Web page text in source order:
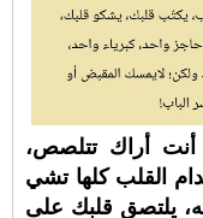
أراك تتلصص،
القلب كلها تشي
يلتصق قلبك على